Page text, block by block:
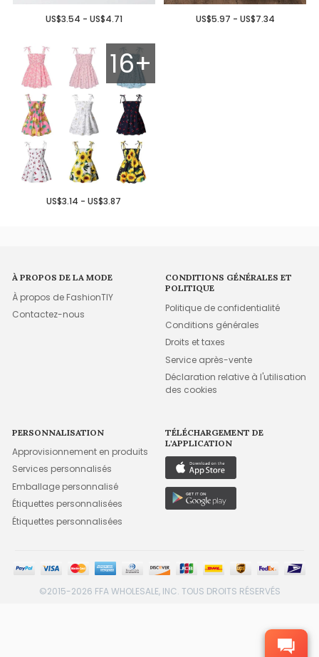
US$3.54 - US$4.71 US$5.97 - US$7.34
16+
US$3.14 - US$3.87
À PROPOS DE LA MODE
À propos de FashionTIY
Contactez-nous
CONDITIONS GÉNÉRALES ET
POLITIQUE
Politique de confidentialité
Conditions générales
Droits et taxes
Service après-vente
Déclaration relative à l'utilisation
des cookies
PERSONNALISATION
Approvisionnement en produits
Services personnalisés
Emballage personnalisé
Étiquettes personnalisées
Étiquettes personnalisées
TÉLÉCHARGEMENT DE
L'APPLICATION
©2015-2026 FFA WHOLESALE, INC. TOUS DROITS RÉSERVÉS